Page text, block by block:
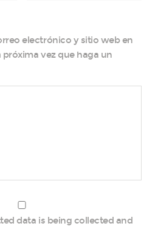
electrónico y sitio web en
vez que haga un
data is being collected and